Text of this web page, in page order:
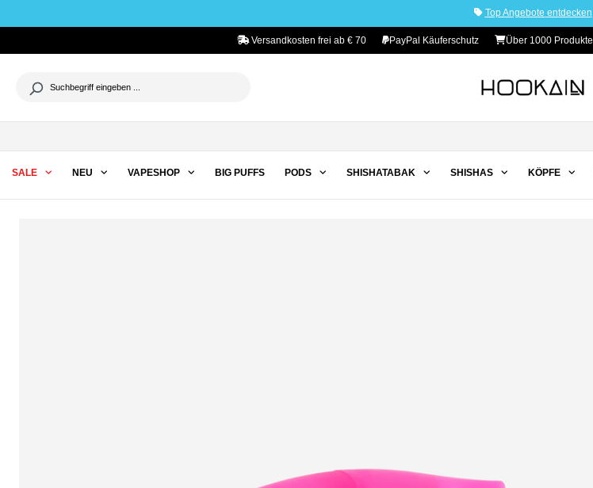
Top Angebote entdecken
Versandkosten frei ab € 70 PayPal Käuferschutz Über 1000 Produkte
SALE NEU VAPESHOP BIG PUFFS PODS SHISHATABAK SHISHAS KÖPFE